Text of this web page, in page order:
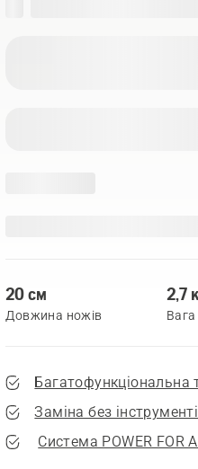
20 см
Довжина ножів
2,7
Вага
Багатофункціональна
Заміна без
Система POWER FOR